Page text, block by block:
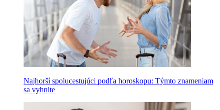
Najhorší spolucestujúci podľa horoskopu: Týmto znameniam
sa vyhnite